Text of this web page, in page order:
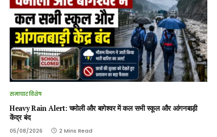
समाचार विशेष
Heavy Rain Alert: चमोली और बागेश्वर में कल सभी स्कूल और आंगनबाड़ी
केंद्र बंद
05/08/2026 2 Mins Read